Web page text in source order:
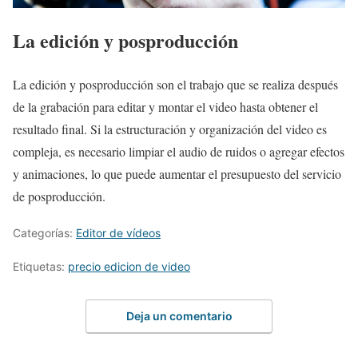
La edición y posproducción
La edición y posproducción son el trabajo que se realiza después
de la grabación para editar y montar el video hasta obtener el
resultado final. Si la estructuración y organización del video es
compleja, es necesario limpiar el audio de ruidos o agregar efectos
y animaciones, lo que puede aumentar el presupuesto del servicio
de posproducción.
Categorías: Editor de vídeos
Etiquetas: precio edicion de video
Deja un comentario